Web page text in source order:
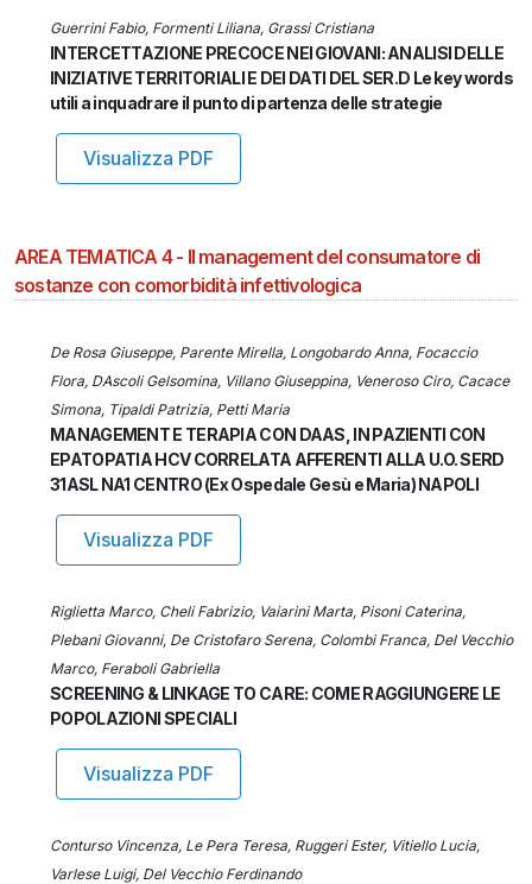
Guerrini Fabio, Formenti Liliana, Grassi Cristiana
INTERCETTAZIONE PRECOCE NEI GIOVANI: ANALISI DELLE
INIZIATIVE TERRITORIALI E DEI DATI DEL SER.D Le key words
utili a inquadrare il punto di partenza delle strategie
Visualizza PDF
AREA TEMATICA 4 - Il management del consumatore di
sostanze con comorbidità infettivologica
De Rosa Giuseppe, Parente Mirella, Longobardo Anna, Focaccio
Flora, DAscoli Gelsomina, Villano Giuseppina, Veneroso Ciro, Cacace
Simona, Tipaldi Patrizia, Petti Maria
MANAGEMENT E TERAPIA CON DAAS, IN PAZIENTI CON
EPATOPATIA HCV CORRELATA AFFERENTI ALLA U.O. SERD
31ASL NA1 CENTRO (Ex Ospedale Gesù e Maria) NAPOLI
Visualizza PDF
Riglietta Marco, Cheli Fabrizio, Vaiarini Marta, Pisoni Caterina,
Plebani Giovanni, De Cristofaro Serena, Colombi Franca, Del Vecchio
Marco, Feraboli Gabriella
SCREENING & LINKAGE TO CARE: COME RAGGIUNGERE LE
POPOLAZIONI SPECIALI
Visualizza PDF
Conturso Vincenza, Le Pera Teresa, Ruggeri Ester, Vitiello Lucia,
Varlese Luigi, Del Vecchio Ferdinando